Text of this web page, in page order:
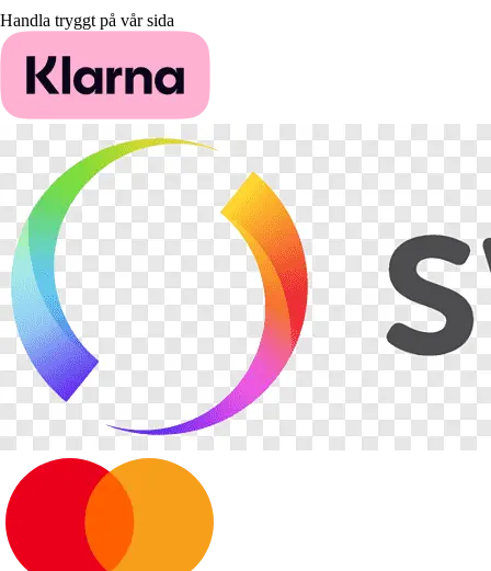
Handla tryggt på vår sida